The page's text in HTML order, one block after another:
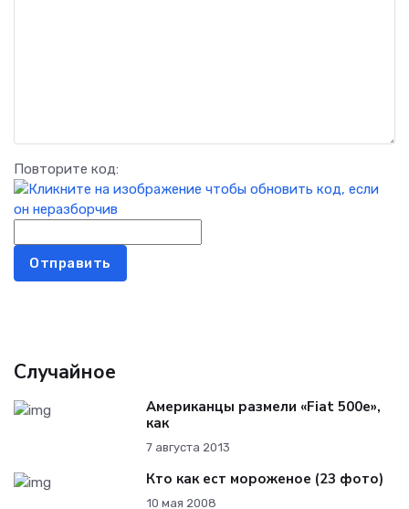
Повторите код:
Отправить
Случайное
Американцы размели «Fiat 500e»,
как
7 августа 2013
Кто как ест мороженое (23 фото)
10 мая 2008